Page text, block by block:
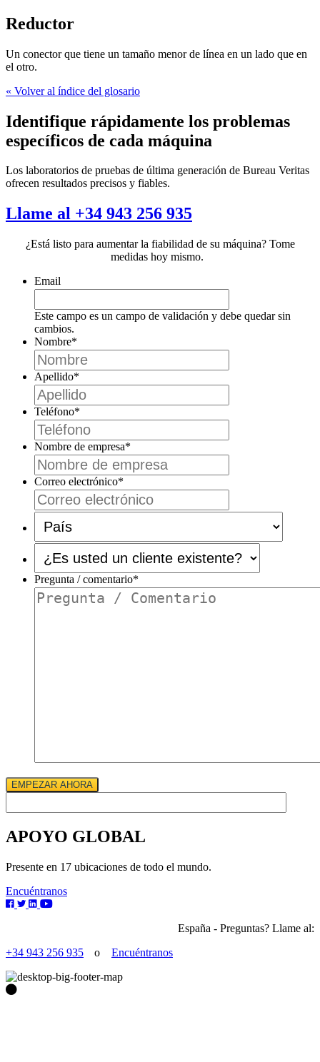
Reductor
Un conector que tiene un tamaño menor de línea en un lado que en
el otro.
« Volver al índice del glosario
Identifique rápidamente los problemas
específicos de cada máquina
Los laboratorios de pruebas de última generación de Bureau Veritas
ofrecen resultados precisos y fiables.
Llame al +34 943 256 935
¿Está listo para aumentar la fiabilidad de su máquina? Tome
medidas hoy mismo.
Email
Este campo es un campo de validación y debe quedar sin
cambios.
Nombre*
Apellido*
Teléfono*
Nombre de empresa*
Correo electrónico*
País*
¿Es
usted
un
cliente
existente?
*
Pregunta / comentario*
EMPEZAR AHORA
APOYO GLOBAL
Presente en 17 ubicaciones de todo el mundo.
Encuéntranos
España - Preguntas? Llame al:
+34 943 256 935
o Encuéntranos